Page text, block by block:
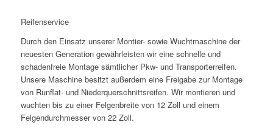
Reifenservice
Durch den Einsatz unserer Montier- sowie Wuchtmaschine der
neuesten Generation gewährleisten wir eine schnelle und
schadenfreie Montage sämtlicher Pkw- und Transporterreifen.
Unsere Maschine besitzt außerdem eine Freigabe zur Montage
von Runflat- und Niederquerschnittsreifen. Wir montieren und
wuchten bis zu einer Felgenbreite von 12 Zoll und einem
Felgendurchmesser von 22 Zoll.